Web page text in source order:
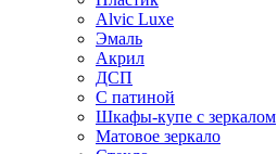
Alvic Luxe
Эмаль
Акрил
ДСП
С патиной
Шкафы-купе с зеркалом
Матовое зеркало